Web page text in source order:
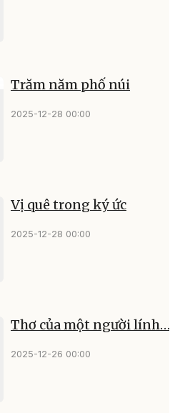
Trăm năm phố núi
2025-12-28 00:00
Vị quê trong ký ức
2025-12-28 00:00
Thơ của một người lính…
2025-12-26 00:00